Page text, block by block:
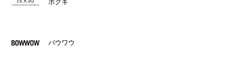
ボグキ
バウワウ